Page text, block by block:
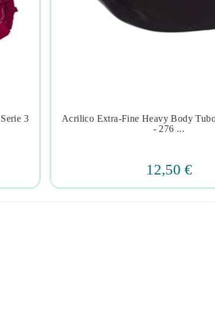
3
 
Acrilico Extra-Fine Heavy Body
- 276 ...
12,50 €